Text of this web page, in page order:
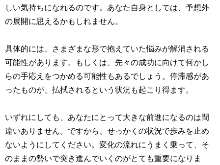
しい気持ちになれるのです。あなた自身としては、予想外
の展開に思えるかもしれません。
具体的には、さまざまな形で抱えていた悩みが解消される
可能性があります。もしくは、先々の成功に向けて何かし
らの手応えをつかめる可能性もあるでしょう。停滞感があ
ったものが、払拭されるという状況も起こり得ます。
いずれにしても、あなたにとって大きな前進になるのは間
違いありません。ですから、せっかくの状況で歩みを止め
ないようにしてください。変化の流れにうまく乗って、そ
のままの勢いで突き進んでいくのがとても重要になりま